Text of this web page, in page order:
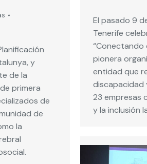
y
de la
primera
de
de
la
El pasado 9
Tenerife
“Conectando
pionera
entidad que
discapacidad
23 empresas
y la inclusión